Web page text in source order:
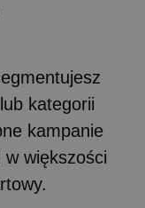
kategorii
kampanie
większości